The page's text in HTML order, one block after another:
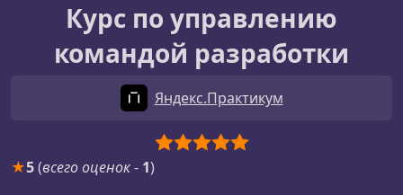
Курс по управлению
командой разработки
Яндекс.Практикум
★5(всего оценок- 1)